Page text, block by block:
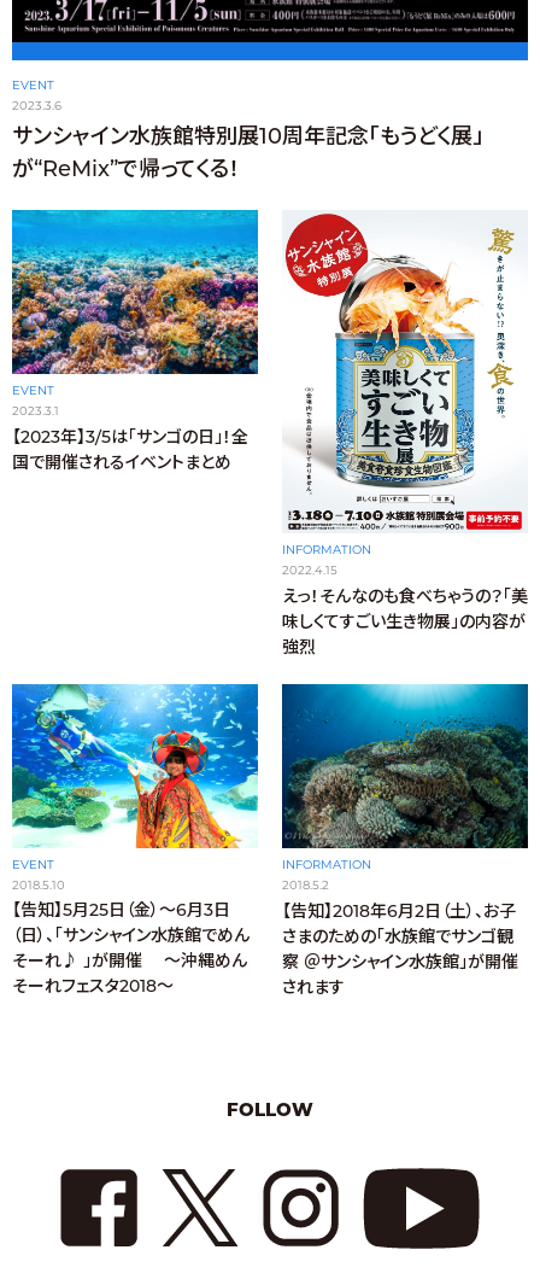
EVENT
2023.3.6
サンシャイン水族館特別展10周年記念「もうどく展」
が“ReMix”で帰ってくる！
EVENT
2023.3.1
【2023年】3/5は「サンゴの日」！全
国で開催されるイベントまとめ
INFORMATION
2022.4.15
えっ！そんなのも食べちゃうの？「美
味しくてすごい生き物展」の内容が
強烈
EVENT
2018.5.10
【告知】5月25日（金）〜6月3日
（日）、「サンシャイン水族館でめん
そーれ♪ 」が開催 〜沖縄めん
そーれフェスタ2018〜
INFORMATION
2018.5.2
【告知】2018年6月2日（土）、お子
さまのための「水族館でサンゴ観
察 ＠サンシャイン水族館」が開催
されます
FOLLOW